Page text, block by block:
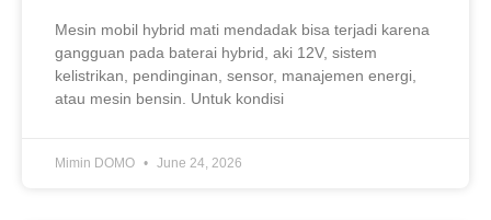
Mesin mobil hybrid mati mendadak bisa terjadi karena
gangguan pada baterai hybrid, aki 12V, sistem
kelistrikan, pendinginan, sensor, manajemen energi,
atau mesin bensin. Untuk kondisi
Mimin DOMO June 24, 2026